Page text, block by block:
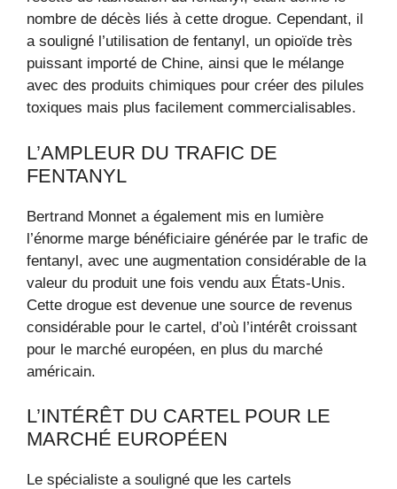
nombre de décès liés à cette drogue. Cependant, il
a souligné l’utilisation de fentanyl, un opioïde très
puissant importé de Chine, ainsi que le mélange
avec des produits chimiques pour créer des pilules
toxiques mais plus facilement commercialisables.
L’AMPLEUR DU TRAFIC DE
FENTANYL
Bertrand Monnet a également mis en lumière
l’énorme marge bénéficiaire générée par le trafic de
fentanyl, avec une augmentation considérable de la
valeur du produit une fois vendu aux États-Unis.
Cette drogue est devenue une source de revenus
considérable pour le cartel, d’où l’intérêt croissant
pour le marché européen, en plus du marché
américain.
L’INTÉRÊT DU CARTEL POUR LE
MARCHÉ EUROPÉEN
Le spécialiste a souligné que les cartels